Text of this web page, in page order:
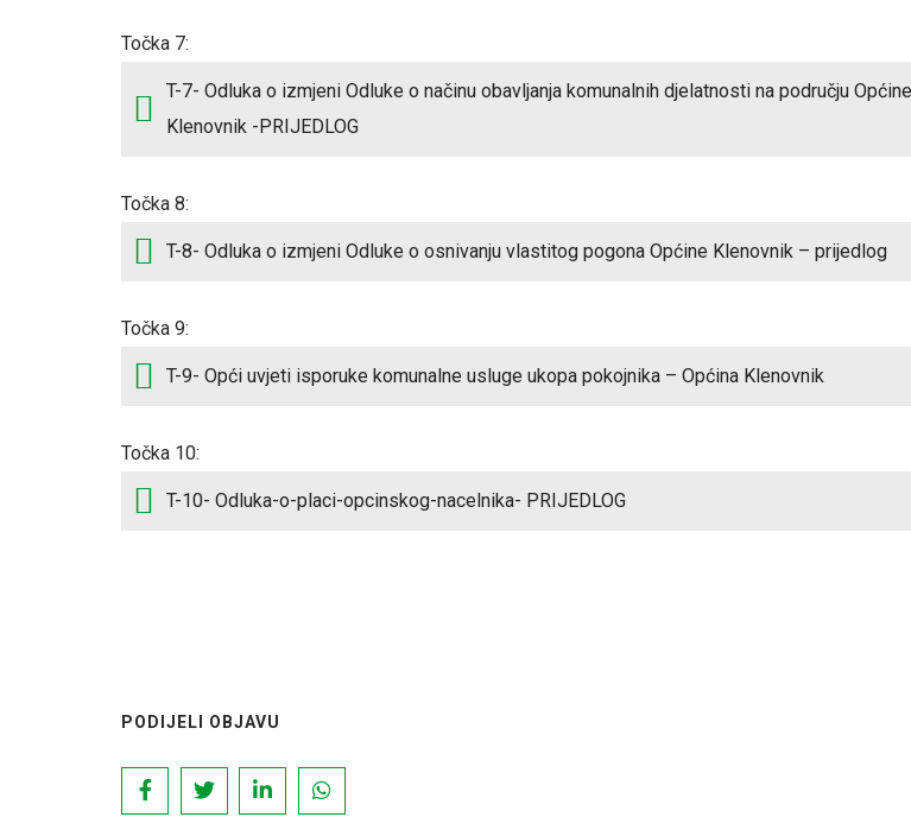
Točka 7:
T-7- Odluka o izmjeni Odluke o načinu obavljanja komunalnih djelatnosti na području Općine
Klenovnik -PRIJEDLOG
Točka 8:
T-8- Odluka o izmjeni Odluke o osnivanju vlastitog pogona Općine Klenovnik – prijedlog
Točka 9:
T-9- Opći uvjeti isporuke komunalne usluge ukopa pokojnika – Općina Klenovnik
Točka 10:
T-10- Odluka-o-placi-opcinskog-nacelnika- PRIJEDLOG
PODIJELI OBJAVU